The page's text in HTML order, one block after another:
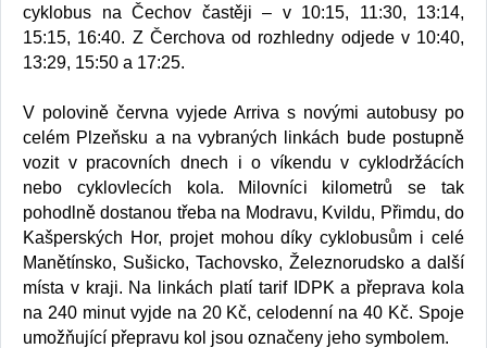
cyklobus na Čechov častěji – v 10:15, 11:30, 13:14,
15:15, 16:40. Z Čerchova od rozhledny odjede v 10:40,
13:29, 15:50 a 17:25.
V polovině června vyjede Arriva s novými autobusy po
celém Plzeňsku a na vybraných linkách bude postupně
vozit v pracovních dnech i o víkendu v cyklodržácích
nebo cyklovlecích kola. Milovníci kilometrů se tak
pohodlně dostanou třeba na Modravu, Kvildu, Přimdu, do
Kašperských Hor, projet mohou díky cyklobusům i celé
Manětínsko, Sušicko, Tachovsko, Železnorudsko a další
místa v kraji. Na linkách platí tarif IDPK a přeprava kola
na 240 minut vyjde na 20 Kč, celodenní na 40 Kč. Spoje
umožňující přepravu kol jsou označeny jeho symbolem.